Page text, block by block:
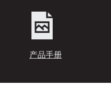
产品手册